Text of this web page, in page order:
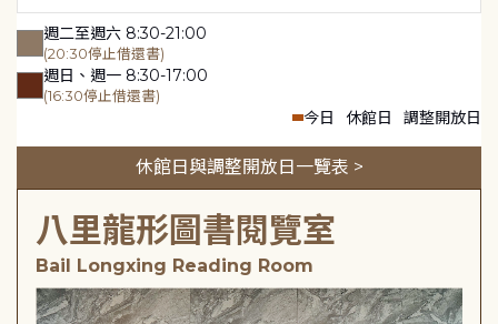
週二至週六 8:30-21:00
(20:30停止借還書)
週日、週一 8:30-17:00
(16:30停止借還書)
今日 休館日 調整開放日
休館日與調整開放日一覽表 >
八里龍形圖書閱覽室
Bail Longxing Reading Room